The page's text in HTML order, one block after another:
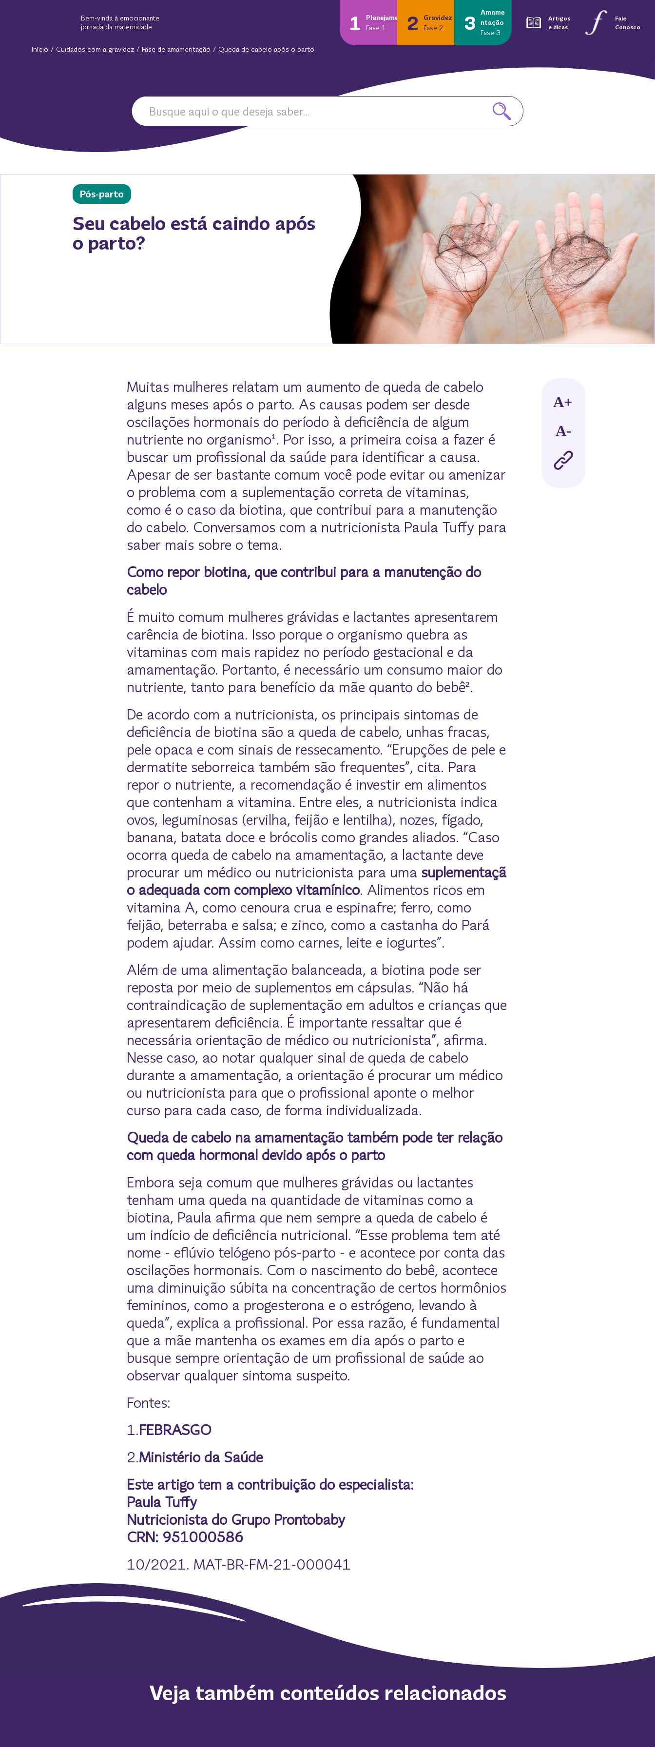
Bem-vinda à emocionante
jornada da maternidade
1
Planejamento
Fase 1
2
Gravidez
Fase 2
3
Amame
ntação
Fase 3
Artigos
e dicas
Fale
Conosco
Início / Cuidados com a gravidez / Fase de amamentação / Queda de cabelo após o parto
Pós-parto
Seu cabelo está caindo após
o parto?
Muitas mulheres relatam um aumento de queda de cabelo
alguns meses após o parto. As causas podem ser desde
oscilações hormonais do período à deficiência de algum
nutriente no organismo¹. Por isso, a primeira coisa a fazer é
buscar um profissional da saúde para identificar a causa.
Apesar de ser bastante comum você pode evitar ou amenizar
o problema com a suplementação correta de vitaminas,
como é o caso da biotina, que contribui para a manutenção
do cabelo. Conversamos com a nutricionista Paula Tuffy para
saber mais sobre o tema.
Como repor biotina, que contribui para a manutenção do
cabelo
É muito comum mulheres grávidas e lactantes apresentarem
carência de biotina. Isso porque o organismo quebra as
vitaminas com mais rapidez no período gestacional e da
amamentação. Portanto, é necessário um consumo maior do
nutriente, tanto para benefício da mãe quanto do bebê².
De acordo com a nutricionista, os principais sintomas de
deficiência de biotina são a queda de cabelo, unhas fracas,
pele opaca e com sinais de ressecamento. “Erupções de pele e
dermatite seborreica também são frequentes”, cita. Para
repor o nutriente, a recomendação é investir em alimentos
que contenham a vitamina. Entre eles, a nutricionista indica
ovos, leguminosas (ervilha, feijão e lentilha), nozes, fígado,
banana, batata doce e brócolis como grandes aliados. “Caso
ocorra queda de cabelo na amamentação, a lactante deve
procurar um médico ou nutricionista para uma suplementaçã
o adequada com complexo vitamínico. Alimentos ricos em
vitamina A, como cenoura crua e espinafre; ferro, como
feijão, beterraba e salsa; e zinco, como a castanha do Pará
podem ajudar. Assim como carnes, leite e iogurtes”.
Além de uma alimentação balanceada, a biotina pode ser
reposta por meio de suplementos em cápsulas. “Não há
contraindicação de suplementação em adultos e crianças que
apresentarem deficiência. É importante ressaltar que é
necessária orientação de médico ou nutricionista”, afirma.
Nesse caso, ao notar qualquer sinal de queda de cabelo
durante a amamentação, a orientação é procurar um médico
ou nutricionista para que o profissional aponte o melhor
curso para cada caso, de forma individualizada.
Queda de cabelo na amamentação também pode ter relação
com queda hormonal devido após o parto
Embora seja comum que mulheres grávidas ou lactantes
tenham uma queda na quantidade de vitaminas como a
biotina, Paula afirma que nem sempre a queda de cabelo é
um indício de deficiência nutricional. “Esse problema tem até
nome - eflúvio telógeno pós-parto - e acontece por conta das
oscilações hormonais. Com o nascimento do bebê, acontece
uma diminuição súbita na concentração de certos hormônios
femininos, como a progesterona e o estrógeno, levando à
queda”, explica a profissional. Por essa razão, é fundamental
que a mãe mantenha os exames em dia após o parto e
busque sempre orientação de um profissional de saúde ao
observar qualquer sintoma suspeito.
Fontes:
1.FEBRASGO
2.Ministério da Saúde
Este artigo tem a contribuição do especialista:
Paula Tuffy
Nutricionista do Grupo Prontobaby
CRN: 951000586
10/2021. MAT-BR-FM-21-000041
Veja também conteúdos relacionados